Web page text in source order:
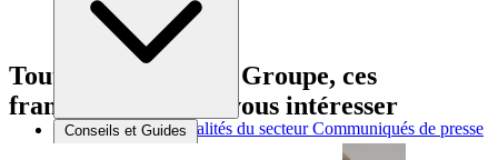
Brèves et actus Actualités du secteur Communiqués de presse
Interviews
Conseils et Guides
Tout comme Foleka Groupe, ces
franchises peuvent vous intéresser